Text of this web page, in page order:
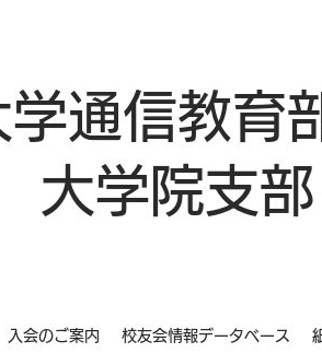
学通信教育
大学院支部
入会のご案内 校友会情報データベース